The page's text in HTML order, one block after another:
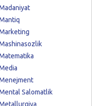
Salomatlik